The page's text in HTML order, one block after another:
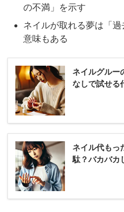
の不満」を示す
ネイルが取れる夢は「
意味もある
ネイルグルー
なしで試せる
ネイル代もっ
駄？バカバカ